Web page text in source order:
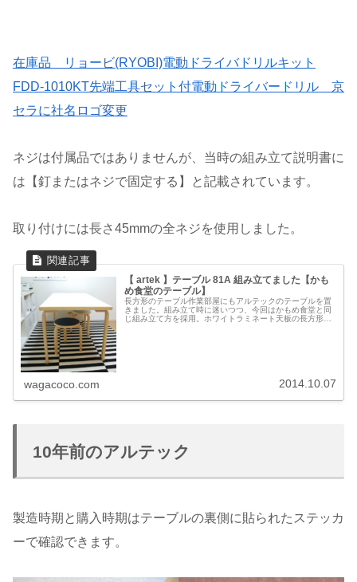
在庫品 リョービ(RYOBI)電動ドライバドリルキット
FDD-1010KT先端工具セット付電動ドライバードリル 京
セラに社名ロゴ変更
ネジは付属品ではありませんが、当時の組み立て説明書に
は【釘またはネジで固定する】と記載されています。
取り付けには長さ45mmの全ネジを使用しました。
【 artek 】テーブル 81A 組み立てました【かも
め食堂のテーブル】
長方形のテーブル作業部屋にもアルテックのテーブルを置
きました。組み立て時に迷いつつ、今回はかもめ食堂と同
じ組み立て方を採用。ホワイトラミネート天板の長方形の
wagacoco.com 2014.10.07
10年前のアルテック
製造時期と購入時期はテーブルの裏側に貼られたステッカ
ーで確認できます。